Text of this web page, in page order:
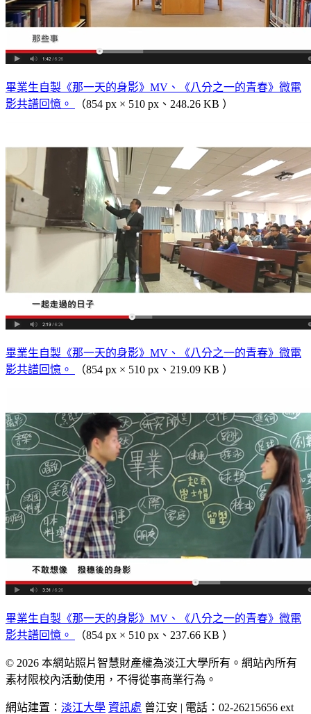
畢業生自製《那一天的身影》MV、《八分之一的青春》微電
影共譜回憶。
（854 px × 510 px、248.26 KB ）
畢業生自製《那一天的身影》MV、《八分之一的青春》微電
影共譜回憶。
（854 px × 510 px、219.09 KB ）
畢業生自製《那一天的身影》MV、《八分之一的青春》微電
影共譜回憶。
（854 px × 510 px、237.66 KB ）
© 2026 本網站照片智慧財產權為淡江大學所有。網站內所有
素材限校內活動使用，不得從事商業行為。
網站建置： 淡江大學 資訊處 曾江安 | 電話：02-26215656 ext